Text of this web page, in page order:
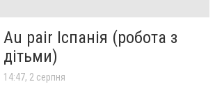
Au pair Іспанія (робота з
дітьми)
14:47, 2 серпня